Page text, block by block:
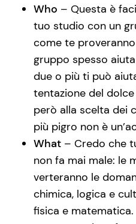
Who – Questa è
tuo studio con un
come te
gruppo spesso
due o più ti può
tentazione del
però alla scelta dei
più pigro non è
What – Credo che
non fa mai male: le
verteranno le
chimica, logica e
fisica e matematica.